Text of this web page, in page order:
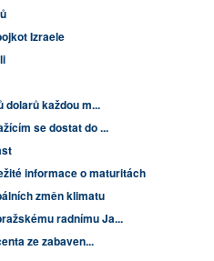
Izraele
dolarů každou m...
se dostat do ...
informace o maturitách
změn klimatu
radnímu Ja...
ze zabaven...